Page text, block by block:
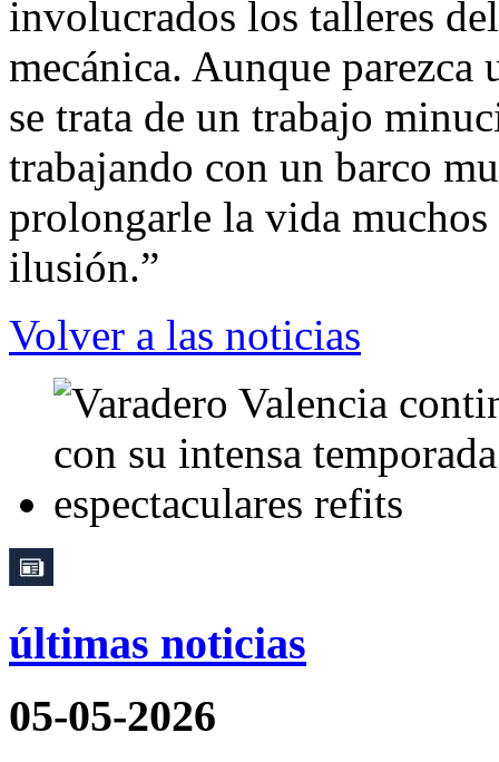
involucrados los talleres
mecánica. Aunque
se trata de un trabajo
trabajando con un barco
prolongarle la vida muchos
ilusión.”
Volver a las noticias
últimas noticias
05-05-2026